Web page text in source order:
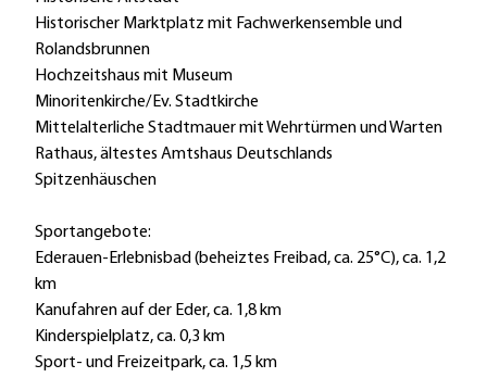
Historischer Marktplatz mit Fachwerkensemble und
Rolandsbrunnen
Hochzeitshaus mit Museum
Minoritenkirche/Ev. Stadtkirche
Mittelalterliche Stadtmauer mit Wehrtürmen und Warten
Rathaus, ältestes Amtshaus Deutschlands
Spitzenhäuschen
Sportangebote:
Ederauen-Erlebnisbad (beheiztes Freibad, ca. 25°C), ca. 1,2
km
Kanufahren auf der Eder, ca. 1,8 km
Kinderspielplatz, ca. 0,3 km
Sport- und Freizeitpark, ca. 1,5 km